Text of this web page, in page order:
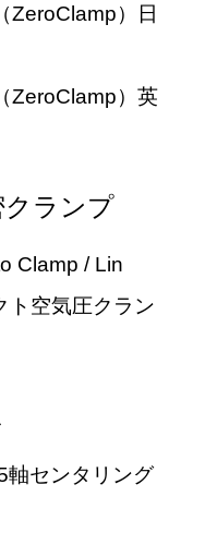
ZeroClamp）日
ZeroClamp）英
クランプ
Clamp / Lin
ト空気圧クラン
軸センタリング